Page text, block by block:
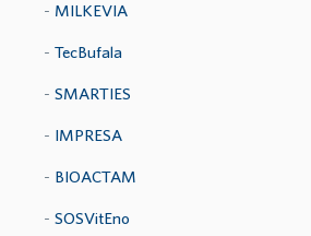
MILKEVIA
TecBufala
SMARTIES
IMPRESA
BIOACTAM
SOSVitEno